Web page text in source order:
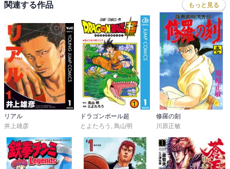
関連する作品 もっと見る
リアル
井上雄彦
ドラゴンボール超
とよたろう , 鳥山明
修羅の刻
川原正敏